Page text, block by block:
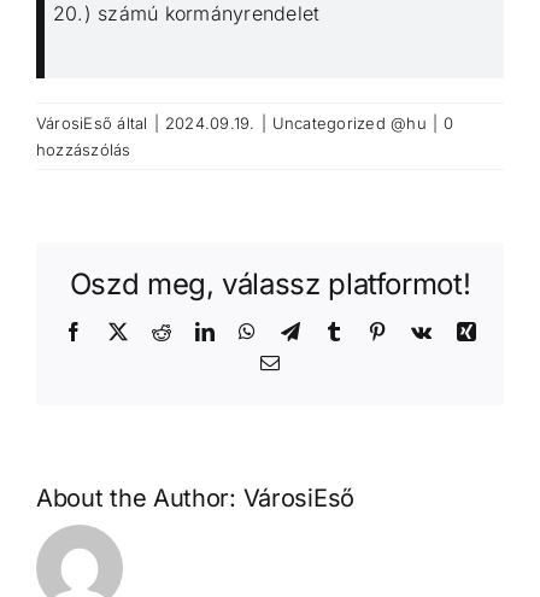
20.) számú kormányrendelet
VárosiEső által 2024.09.19. Uncategorized @hu
0
hozzászólás
Oszd meg, válassz platformot!
Facebook
X RedditLinkedInWhatsApp
TelegramTumblr Pinterest
Vk
Xing
Email:
About the Author: VárosiEső